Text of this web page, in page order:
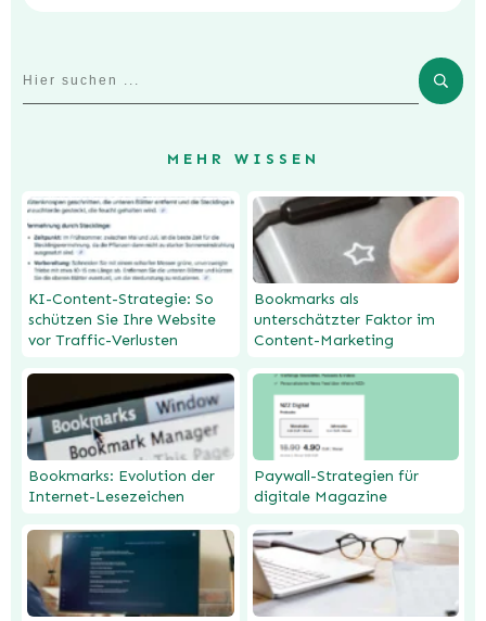
MEHR WISSEN
KI-Content-Strategie: So
schützen Sie Ihre Website
vor Traffic-Verlusten
Bookmarks als
unterschätzter Faktor im
Content-Marketing
Bookmarks: Evolution der
Internet-Lesezeichen
Paywall-Strategien für
digitale Magazine